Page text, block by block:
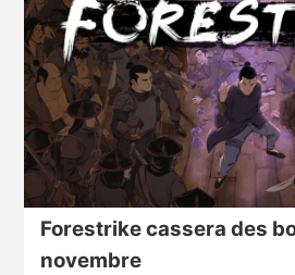
Forestrike cassera des
novembre